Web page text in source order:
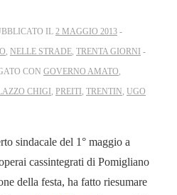
IL 2 MAGGIO 2013
NELLE STRADE TRENTA GIORNI
CON GOVERNO AMATO
CHIGI PREITI TRENTIN UGO
sindacale del 1° maggio a
cassintegrati di Pomigliano
della festa, ha fatto riesumare